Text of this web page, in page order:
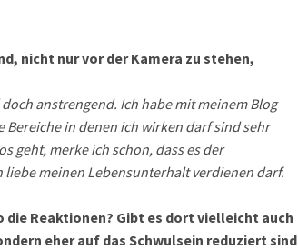
nicht nur vor der Kamera zu stehen,
anstrengend. Ich habe mit meinem Blog
Bereiche in denen ich wirken darf sind sehr
geht, merke ich schon, dass es der
liebe meinen Lebensunterhalt verdienen darf.
die Reaktionen? Gibt es dort vielleicht auch
eher auf das Schwulsein reduziert sind